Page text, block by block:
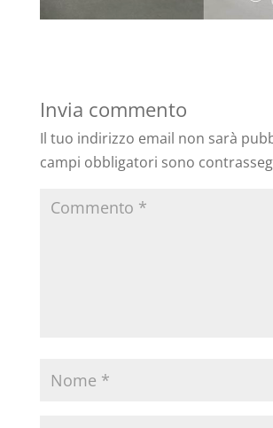
Invia commento
Il tuo indirizzo email non sarà
campi obbligatori sono